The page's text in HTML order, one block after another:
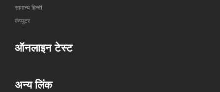
सामान्य हिन्दी
कंप्यूटर
ऑनलाइन टेस्ट
अन्य लिंक